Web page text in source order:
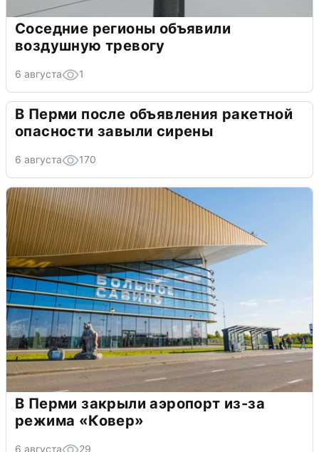
Соседние регионы объявили
воздушную тревогу
6 августа 1
В Перми после объявления ракетной
опасности завыли сирены
6 августа 170
В Перми закрыли аэропорт из-за
режима «Ковер»
6 августа 29